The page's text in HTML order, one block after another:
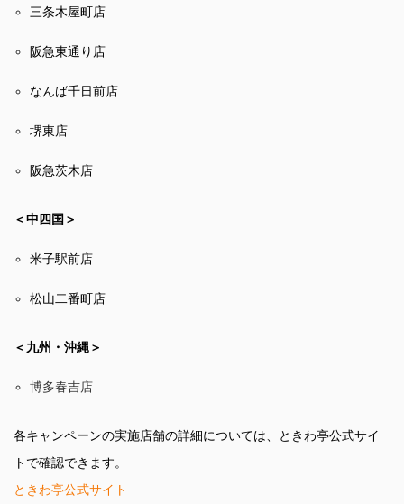
三条木屋町店
阪急東通り店
なんば千日前店
堺東店
阪急茨木店
＜中四国＞
米子駅前店
松山二番町店
＜九州・沖縄＞
博多春吉店
各キャンペーンの実施店舗の詳細については、ときわ亭公式サイ
トで確認できます。
ときわ亭公式サイト